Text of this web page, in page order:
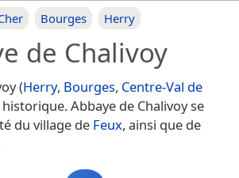
Bourges Herry
de Chalivoy
(Herry, Bourges, Centre-Val de
Abbaye de Chalivoy se
du village de Feux, ainsi que de